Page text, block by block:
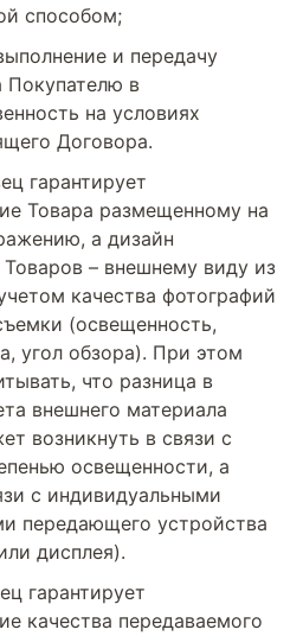
способом;
и передачу
Покупателю в
на условиях
Договора.
гарантирует
Товара размещенному на
а дизайн
Товаров – внешнему виду из
качества фотографий
(освещенность,
угол обзора). При этом
что разница в
внешнего материала
возникнуть в связи с
освещенности, а
с индивидуальными
передающего устройства
дисплея).
гарантирует
качества передаваемого